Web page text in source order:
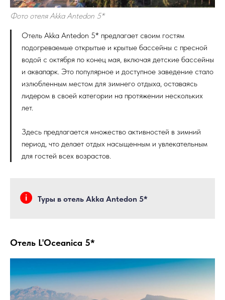
Фото отеля Akka Antedon 5*
Отель Akka Antedon 5* предлагает своим гостям
подогреваемые открытые и крытые бассейны с пресной
водой с октября по конец мая, включая детские бассейны
и аквапарк. Это популярное и доступное заведение стало
излюбленным местом для зимнего отдыха, оставаясь
лидером в своей категории на протяжении нескольких
лет.
Здесь предлагается множество активностей в зимний
период, что делает отдых насыщенным и увлекательным
для гостей всех возрастов.
Туры в отель Akka Antedon 5*
Отель L'Oceanica 5*